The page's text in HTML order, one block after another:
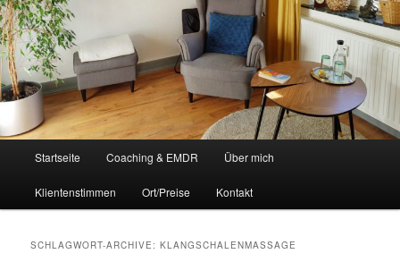
Startseite Coaching & EMDR Über mich
Klientenstimmen Ort/Preise Kontakt
SCHLAGWORT-ARCHIVE:KLANGSCHALENMASSAGE